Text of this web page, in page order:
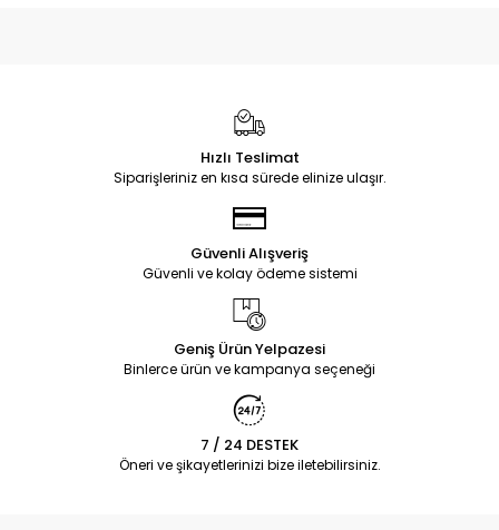
Hızlı Teslimat
Siparişleriniz en kısa sürede elinize ulaşır.
Güvenli Alışveriş
Güvenli ve kolay ödeme sistemi
Geniş Ürün Yelpazesi
Binlerce ürün ve kampanya seçeneği
7 / 24 DESTEK
Öneri ve şikayetlerinizi bize iletebilirsiniz.